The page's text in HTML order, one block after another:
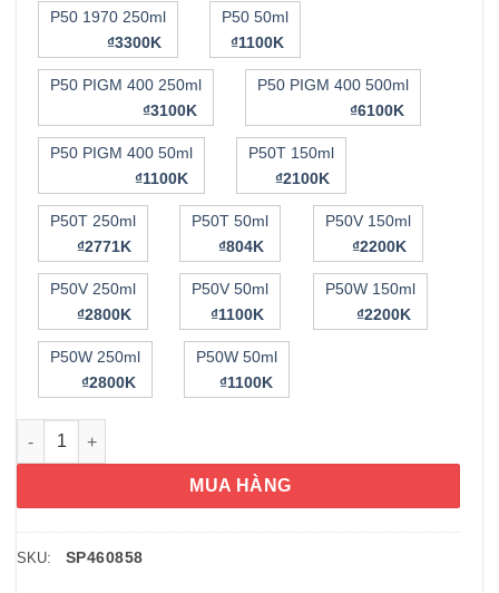
P50 1970 250ml
₫3300K
P50 50ml
₫1100K
P50 PIGM 400 250ml
₫3100K
P50 PIGM 400 500ml
₫6100K
P50 PIGM 400 50ml
₫1100K
P50T 150ml
₫2100K
P50T 250ml
₫2771K
P50T 50ml
₫804K
P50V 150ml
₫2200K
P50V 250ml
₫2800K
P50V 50ml
₫1100K
P50W 150ml
₫2200K
P50W 250ml
₫2800K
P50W 50ml
₫1100K
Toner dành cho da dầu Biologique Recherche Lotion P50
MUA HÀNG
SKU: SP460858